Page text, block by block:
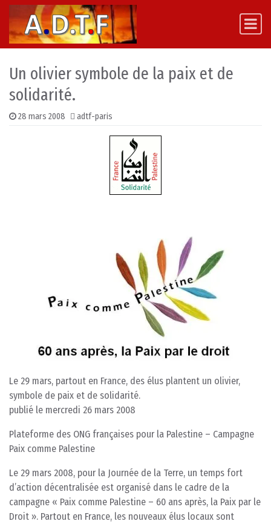
Skip to content
Main Navigation
Un olivier symbole de la paix et de
solidarité.
28 mars 2008 adtf-paris
Le 29 mars, partout en France, des élus plantent un olivier,
symbole de paix et de solidarité.
publié le mercredi 26 mars 2008
Plateforme des ONG françaises pour la Palestine – Campagne
Paix comme Palestine
Le 29 mars 2008, pour la Journée de la Terre, un temps fort
d’action décentralisée est organisé dans le cadre de la
campagne « Paix comme Palestine – 60 ans après, la Paix par le
Droit ». Partout en France, les nouveaux élus locaux sont